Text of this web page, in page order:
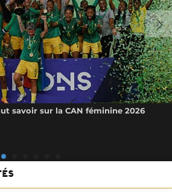
savoir sur la CAN féminine 2026